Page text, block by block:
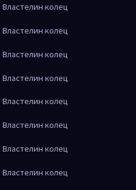
колец
колец
колец
колец
колец
колец
колец
колец